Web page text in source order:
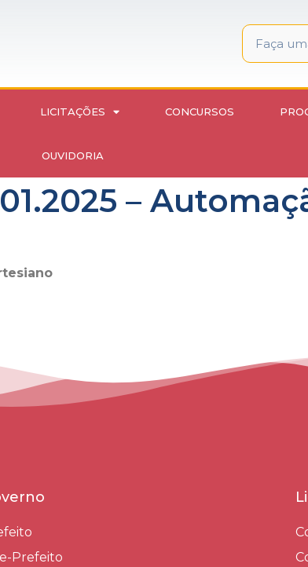
LICITAÇÕES CONCURSOS
OUVIDORIA
–
Prefeito